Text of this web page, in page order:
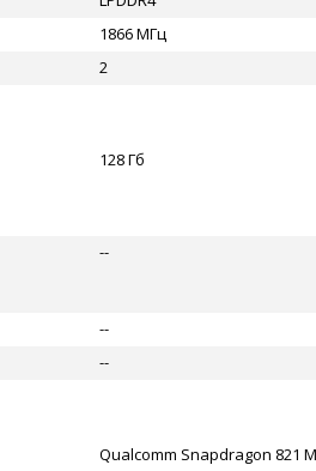
1866 МГц
2
128 Гб
--
--
--
Qualcomm Snapdragon 821